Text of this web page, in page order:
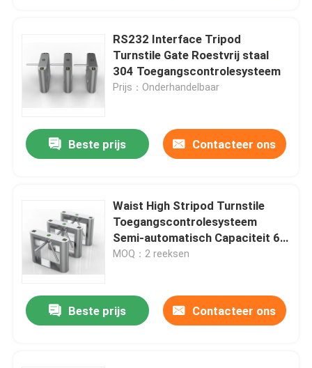
Elektronische Turnstile Poorten
Turnstile Schommelingspoort
Klepturnstile Poort
Turnstile van de snelheidspoort
Volledige hoogteturnstile
Glijdende Poortturnstile
RS232 Interface Tripod
Turnstile Gate Roestvrij staal
304 Toegangscontrolesysteem
Prijs：Onderhandelbaar
Beste prijs Contacteer ons
Waist High Stripod Turnstile
Toegangscontrolesysteem
Semi-automatisch Capaciteit 60
kg
MOQ：2 reeksen
Beste prijs Contacteer ons